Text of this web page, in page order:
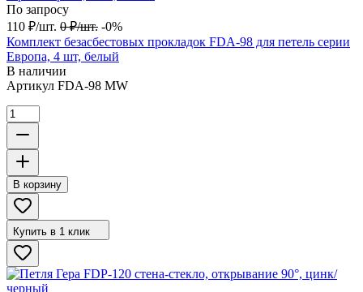
По запросу
110 ₽/шт. 0 ₽/шт. -0%
Комплект безасбестовых прокладок FDA-98 для петель серии
Европа, 4 шт, белый
В наличии
Артикул FDA-98 MW
В корзину
Купить в 1 клик